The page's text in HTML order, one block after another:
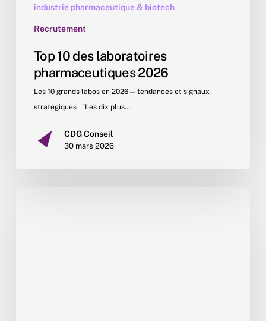
industrie pharmaceutique & biotech
Recrutement
Top 10 des laboratoires
pharmaceutiques 2026
Les 10 grands labos en 2026 — tendances et signaux
stratégiques "Les dix plus…
CDG Conseil
30 mars 2026